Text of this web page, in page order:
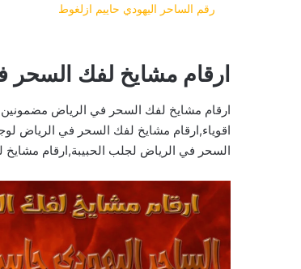
رقم الساحر اليهودي حاييم ازلغوط
ارقام مشايخ لفك السحر
ارقام مشايخ لفك السحر في الرياض
اقوياء,ارقام مشايخ لفك السحر في الرياض
السحر في الرياض لجلب الحبيبة,ارقام